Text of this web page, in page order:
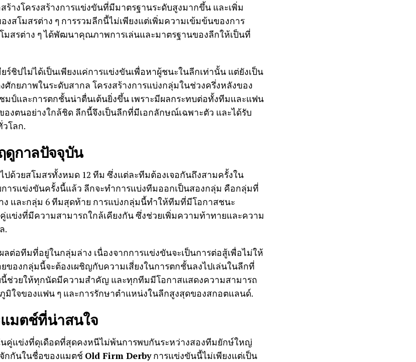
ร้างโครงสร้างการแข่งขันที่มีมาตรฐานระดับสูงมากขึ้น และเพิ่ม
สโมสรต่าง ๆ การรวมลีกนี้ไม่เพียงแต่เพิ่มความเข้มข้นของการ
มสรต่าง ๆ ได้พัฒนาคุณภาพการเล่นและมาตรฐานของลีกให้เป็นที่
ร์ชิปไม่ได้เป็นเพียงแค่การแข่งขันเพื่อหาผู้ชนะในลีกเท่านั้น แต่ยังเป็น
ศักยภาพในระดับสากล โครงสร้างการแบ่งกลุ่มในช่วงครึ่งหลังของ
มป์และการตกชั้นน่าตื่นเต้นยิ่งขึ้น เพราะมีผลกระทบต่อทั้งทีมและแฟน
งตนอย่างใกล้ชิด ลีกนี้จึงเป็นลีกที่มีเอกลักษณ์เฉพาะตัว และได้รับ
โลก.
ดูกาลปัจจุบัน
ปด้วยสโมสรทั้งหมด 12 ทีม ซึ่งแต่ละทีมต้องเจอกันถึงสามครั้งใน
ารแข่งขันครั้งนี้แล้ว ลีกจะทำการแบ่งทีมออกเป็นสองกลุ่ม คือกลุ่มที่
ง และกลุ่ม 6 ทีมสุดท้าย การแบ่งกลุ่มนี้ทำให้ทีมที่มีโอกาสชนะ
แข่งที่มีความสามารถใกล้เคียงกัน ซึ่งช่วยเพิ่มความท้าทายและความ
.
ลต่อทีมที่อยู่ในกลุ่มล่าง เนื่องจากการแข่งขันจะเป็นการต่อสู้เพื่อไม่ให้
องกลุ่มนี้จะต้องเผชิญกับความเสี่ยงในการตกชั้นลงไปเล่นในลีกที่
ช่วยให้ทุกนัดมีความสำคัญ และทุกทีมมีโอกาสแสดงความสามารถ
มิใจของแฟน ๆ และการรักษาตำแหน่งในลีกสูงสุดของสกอตแลนด์.
มตช์ที่น่าสนใจ
คู่แข่งที่ดุเดือดที่สุดคงหนีไม่พ้นการพบกันระหว่างสองทีมยักษ์ใหญ่
จักกันในชื่อของแมตช์ Old Firm Derbyการแข่งขันนี้ไม่เพียงแต่เป็น